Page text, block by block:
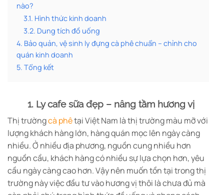
nào?
3.1. Hình thức kinh doanh
3.2. Dung tích đồ uống
4. Bảo quản, vệ sinh ly đựng cà phê chuẩn – chỉnh cho
quán kinh doanh
5. Tổng kết
1. Ly cafe sữa đẹp – nâng tầm hương vị
Thị trườngcà phêtại Việt Nam là thị trường màu mỡ với
lượng khách hàng lớn, hàng quán mọc lên ngày càng
nhiều. Ở nhiều địa phương, nguồn cung nhiều hơn
nguồn cầu, khách hàng có nhiều sự lựa chọn hơn, yêu
cầu ngày càng cao hơn. Vậy nên muốn tồn tại trong thị
trường này việc đầu tư vào hương vị thôi là chưa đủ mà